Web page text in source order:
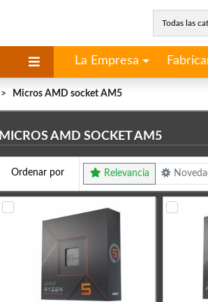
Todas las
La Empresa
Micros AMD socket AM5
MICROS AMD SOCKET AM5
Ordenar por Relevancia